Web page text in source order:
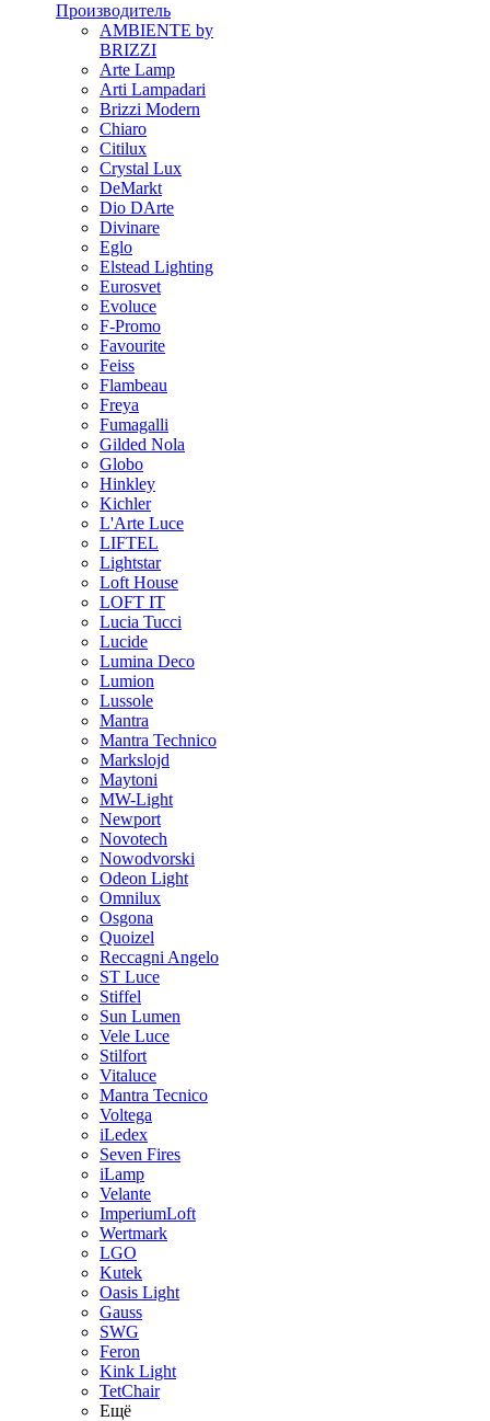
Производитель
AMBIENTE by
BRIZZI
Arte Lamp
Arti Lampadari
Brizzi Modern
Chiaro
Citilux
Crystal Lux
DeMarkt
Dio DArte
Divinare
Eglo
Elstead Lighting
Eurosvet
Evoluce
F-Promo
Favourite
Feiss
Flambeau
Freya
Fumagalli
Gilded Nola
Globo
Hinkley
Kichler
L'Arte Luce
LIFTEL
Lightstar
Loft House
LOFT IT
Lucia Tucci
Lucide
Lumina Deco
Lumion
Lussole
Mantra
Mantra Technico
Markslojd
Maytoni
MW-Light
Newport
Novotech
Nowodvorski
Odeon Light
Omnilux
Osgona
Quoizel
Reccagni Angelo
ST Luce
Stiffel
Sun Lumen
Vele Luce
Stilfort
Vitaluce
Mantra Tecnico
Voltega
iLedex
Seven Fires
iLamp
Velante
ImperiumLoft
Wertmark
LGO
Kutek
Oasis Light
Gauss
SWG
Feron
Kink Light
TetСhair
Ещё